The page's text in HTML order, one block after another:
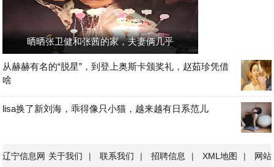
晒晒张卫健和张茜的家，夫妻俩几乎
从赫赫有名的“脱星”，到登上奥斯卡颁奖礼，赵茹珍凭借
啥
lisa换了新刘海，乖得像只小猫，越来越有日系范儿
辽宁信息网 关于我们 | 联系我们 | 招聘信息 | XML地图 | 网站